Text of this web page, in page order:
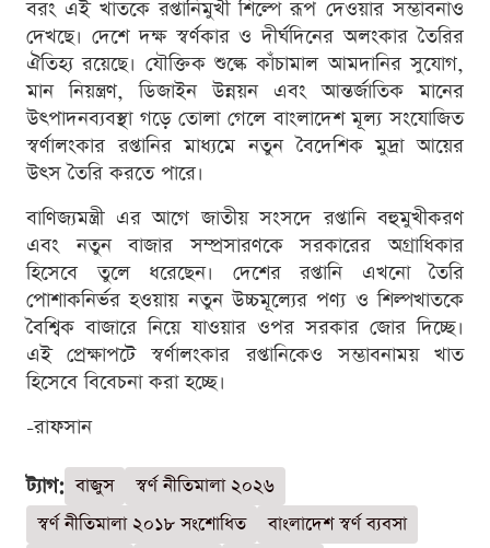
বরং এই খাতকে রপ্তানিমুখী শিল্পে রূপ দেওয়ার সম্ভাবনাও
দেখছে। দেশে দক্ষ স্বর্ণকার ও দীর্ঘদিনের অলংকার তৈরির
ঐতিহ্য রয়েছে। যৌক্তিক শুল্কে কাঁচামাল আমদানির সুযোগ,
মান নিয়ন্ত্রণ, ডিজাইন উন্নয়ন এবং আন্তর্জাতিক মানের
উৎপাদনব্যবস্থা গড়ে তোলা গেলে বাংলাদেশ মূল্য সংযোজিত
স্বর্ণালংকার রপ্তানির মাধ্যমে নতুন বৈদেশিক মুদ্রা আয়ের
উৎস তৈরি করতে পারে।
বাণিজ্যমন্ত্রী এর আগে জাতীয় সংসদে রপ্তানি বহুমুখীকরণ
এবং নতুন বাজার সম্প্রসারণকে সরকারের অগ্রাধিকার
হিসেবে তুলে ধরেছেন। দেশের রপ্তানি এখনো তৈরি
পোশাকনির্ভর হওয়ায় নতুন উচ্চমূল্যের পণ্য ও শিল্পখাতকে
বৈশ্বিক বাজারে নিয়ে যাওয়ার ওপর সরকার জোর দিচ্ছে।
এই প্রেক্ষাপটে স্বর্ণালংকার রপ্তানিকেও সম্ভাবনাময় খাত
হিসেবে বিবেচনা করা হচ্ছে।
-রাফসান
ট্যাগ: বাজুস
স্বর্ণ নীতিমালা ২০২৬
স্বর্ণ নীতিমালা ২০১৮ সংশোধিত
বাংলাদেশ স্বর্ণ ব্যবসা